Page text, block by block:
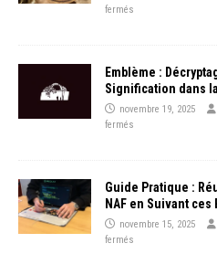
fermés
Emblème :
Signification dans
novembre 19, 2025
fermés
Guide Pratique :
NAF en Suivant ces
novembre 15, 2025
fermés